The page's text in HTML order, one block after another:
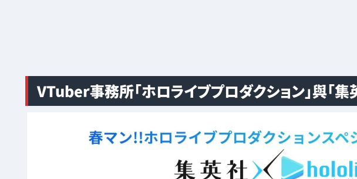
VTuber事務所「ホロライブプロダクション」與「集